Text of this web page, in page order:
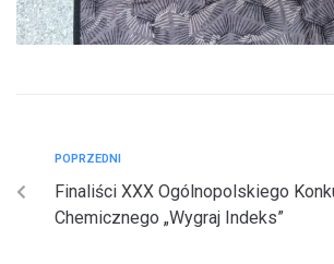
POPRZEDNI
Finaliści XXX Ogólnopolskiego
Chemicznego „Wygraj Indeks”